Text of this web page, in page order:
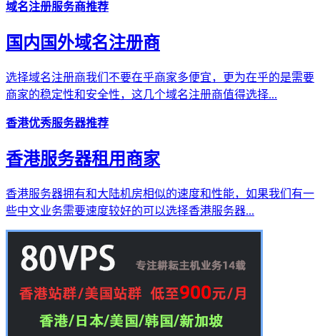
域名注册服务商推荐
国内国外域名注册商
选择域名注册商我们不要在乎商家多便宜，更为在乎的是需要
商家的稳定性和安全性，这几个域名注册商值得选择...
香港优秀服务器推荐
香港服务器租用商家
香港服务器拥有和大陆机房相似的速度和性能，如果我们有一
些中文业务需要速度较好的可以选择香港服务器...